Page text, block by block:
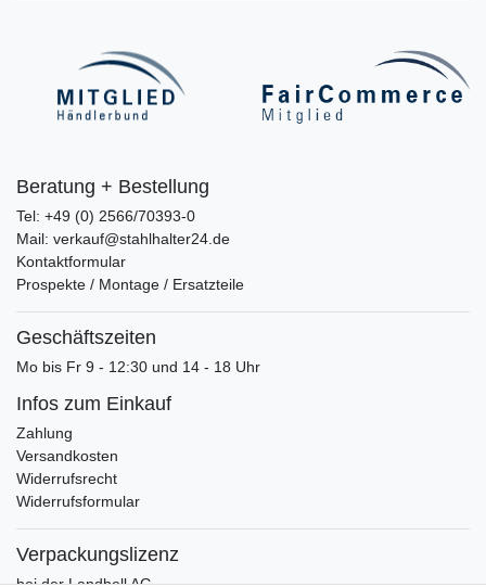
Beratung + Bestellung
Tel: +49 (0) 2566/70393-0
Mail: verkauf@stahlhalter24.de
Kontaktformular
Prospekte / Montage / Ersatzteile
Geschäftszeiten
Mo bis Fr 9 - 12:30 und 14 - 18 Uhr
Infos zum Einkauf
Zahlung
Versandkosten
Widerrufsrecht
Widerrufsformular
Verpackungslizenz
bei der Landbell AG